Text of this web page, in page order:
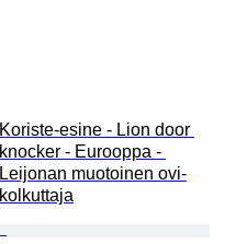
Koriste-esine - Lion door
knocker - Eurooppa -
Leijonan muotoinen ovi-
kolkuttaja